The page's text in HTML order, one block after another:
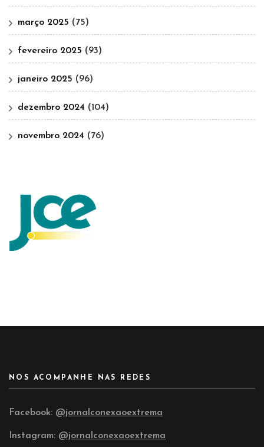
março 2025 (75)
fevereiro 2025 (93)
janeiro 2025 (96)
dezembro 2024 (104)
novembro 2024 (76)
NOS ACOMPANHE NAS REDES
Facebook: @jornalconexaoextrema
Instagram: @jornalconexaoextrema